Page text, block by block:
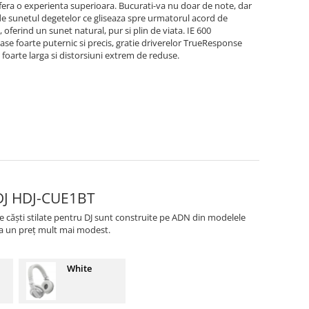
o experienta superioara. Bucurati-va nu doar de note, dar
sunetul degetelor ce gliseaza spre urmatorul acord de
un sunet natural, pur si plin de viata. IE 600
foarte puternic si precis, gratie driverelor TrueResponse
larga si distorsiuni extrem de reduse.
HDJ-CUE1BT
căști stilate pentru DJ sunt construite pe ADN din modelele
un preț mult mai modest.
White